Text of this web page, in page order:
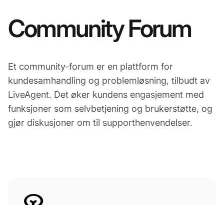
Community Forum
Et community-forum er en plattform for
kundesamhandling og problemløsning, tilbudt av
LiveAgent. Det øker kundens engasjement med
funksjoner som selvbetjening og brukerstøtte, og
gjør diskusjoner om til supporthenvendelser.